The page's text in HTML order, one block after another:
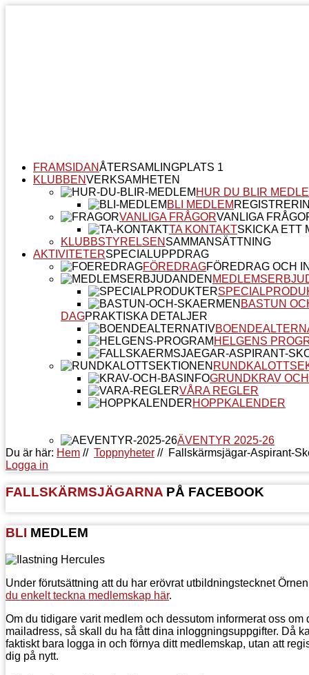
FRAMSIDANÅTERSAMLINGPLATS 1
KLUBBENVERKSAMHETEN
HUR DU BLIR
BLI MEDLEM
VANLIGA FRÅGORVANLIGA
TA KONTAKTSKICKA ETT
KLUBBSTYRELSEN SAMMANSÄTTNING
AKTIVITETERSPECIALUPPDRAG
FÖREDRAGFÖREDRAG OCH
BASTUN
DAGPRAKTISKA DETALJER
HELGENS
GRUNDKRAV
VÅRA REGLER
HOPPKALENDER
ÄVENTYR 2025-26
Du är här: Hem // Toppnyheter // Fallskärmsjägar-Aspirant-
Logga in
FALLSKÄRMSJÄGARNA PÅ FACEBOOK
BLI MEDLEM
Under förutsättning att du har erövrat utbildningstecknet
du enkelt teckna medlemskap här.
Om du tidigare varit medlem och dessutom informerat oss om
mailadress, så skall du ha fått dina inloggningsuppgifter. Då
faktiskt bara logga in och förnya ditt medlemskap, utan att
dig på nytt.